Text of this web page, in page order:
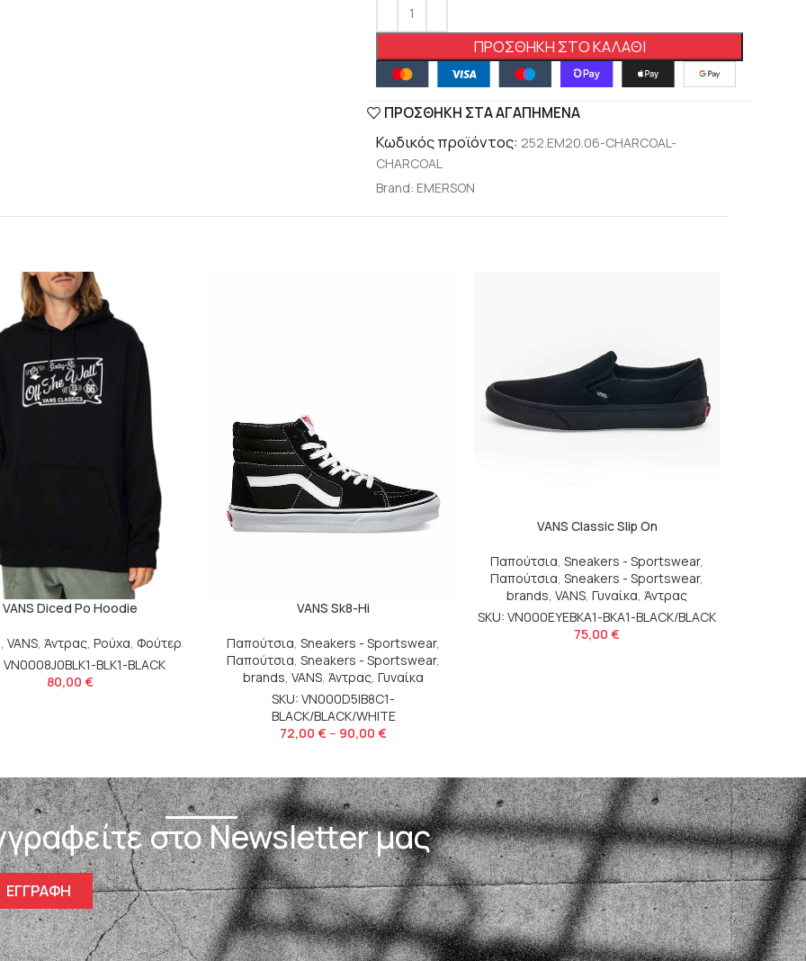
ΠΡΟΣΘΉΚΗ ΣΤΟ ΚΑΛΆΘΙ
ΠΡΟΣΘΉΚΗ ΣΤΑ ΑΓΑΠΗΜΈΝΑ
Κωδικός προϊόντος: 252.EM20.06-CHARCOAL-
CHARCOAL
Brand: EMERSON
VANS Diced Po Hoodie
, VANS, Άντρας, Ρούχα, Φούτερ
VN0008J0BLK1-BLK1-BLACK
80,00 €
VANS Sk8-Hi
Παπούτσια, Sneakers - Sportswear,
Παπούτσια, Sneakers - Sportswear,
brands, VANS, Άντρας, Γυναίκα
SKU: VN000D5IB8C1-
BLACK/BLACK/WHITE
72,00 € – 90,00 €
VANS Classic Slip On
Παπούτσια, Sneakers - Sportswear,
Παπούτσια, Sneakers - Sportswear,
brands, VANS, Γυναίκα, Άντρας
SKU: VN000EYEBKA1-BKA1-BLACK/BLACK
75,00 €
στο Newsletter μας
ΕΓΓΡΑΦΗ